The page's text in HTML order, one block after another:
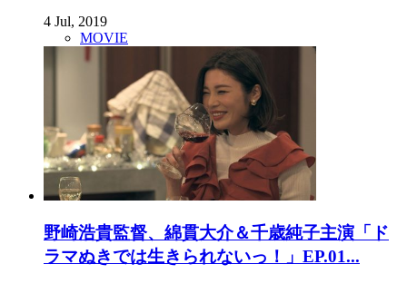
4 Jul, 2019
MOVIE
野崎浩貴監督、綿貫大介＆千歳純子主演「ド
ラマぬきでは生きられないっ！」EP.01...